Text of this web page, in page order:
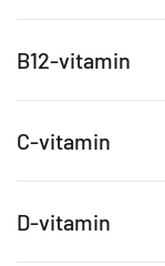
B12-vitamin
C-vitamin
D-vitamin